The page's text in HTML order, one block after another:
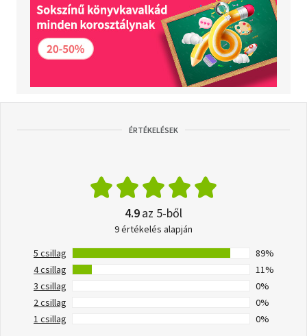
ÉRTÉKELÉSEK
4.9az 5-ből
9 értékelés alapján
5 csillag
89%
4 csillag
11%
3 csillag
0%
2 csillag
0%
1 csillag
0%